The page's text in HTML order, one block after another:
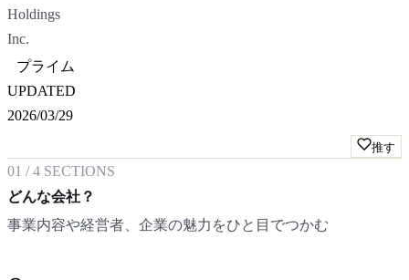
Holdings
Inc.
プライム
UPDATED
2026/03/29
推す
01 /4 SECTIONS
どんな会社？
事業内容や経営者、企業の魅力をひと目でつかむ